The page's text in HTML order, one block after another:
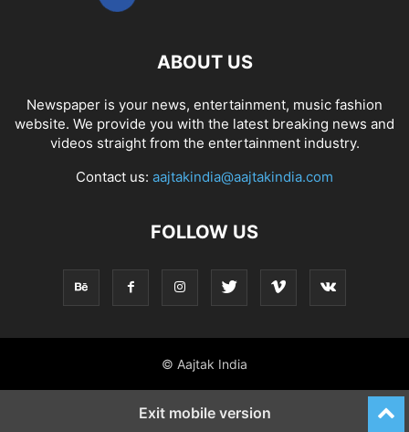
ABOUT US
Newspaper is your news, entertainment, music fashion
website. We provide you with the latest breaking news and
videos straight from the entertainment industry.
Contact us: aajtakindia@aajtakindia.com
FOLLOW US
© Aajtak India
Exit mobile version